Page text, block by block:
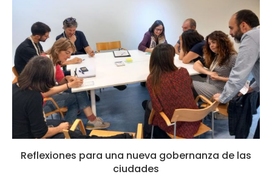
Reflexiones para una nueva gobernanza de las
ciudades